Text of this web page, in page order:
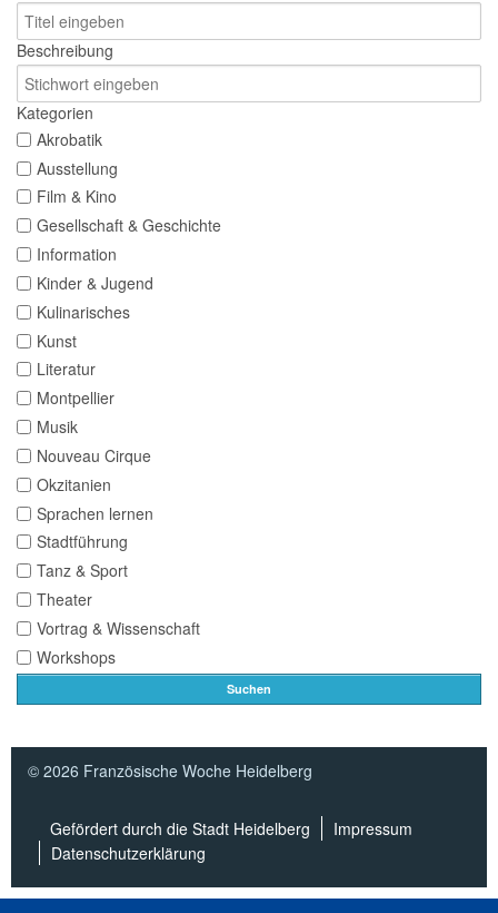
Beschreibung
Kategorien
Akrobatik
Ausstellung
Film & Kino
Gesellschaft & Geschichte
Information
Kinder & Jugend
Kulinarisches
Kunst
Literatur
Montpellier
Musik
Nouveau Cirque
Okzitanien
Sprachen lernen
Stadtführung
Tanz & Sport
Theater
Vortrag & Wissenschaft
Workshops
Suchen
© 2026 Französische Woche Heidelberg
Gefördert durch die Stadt Heidelberg
Impressum
Datenschutzerklärung